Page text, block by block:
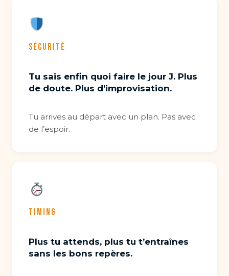
SÉCURITÉ
Tu sais enfin quoi faire le jour J. Plus
de doute. Plus d’improvisation.
Tu arrives au départ avec un plan. Pas avec
de l’espoir.
TIMING
Plus tu attends, plus tu t’entraînes
sans les bons repères.